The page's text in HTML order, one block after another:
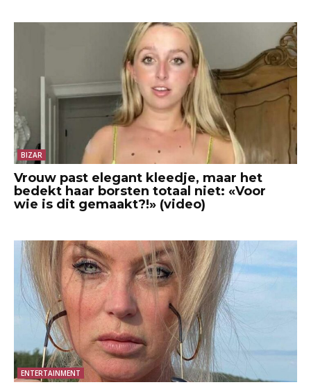
BIZAR
Vrouw past elegant kleedje, maar het
bedekt haar borsten totaal niet: «Voor
wie is dit gemaakt?!» (video)
ENTERTAINMENT